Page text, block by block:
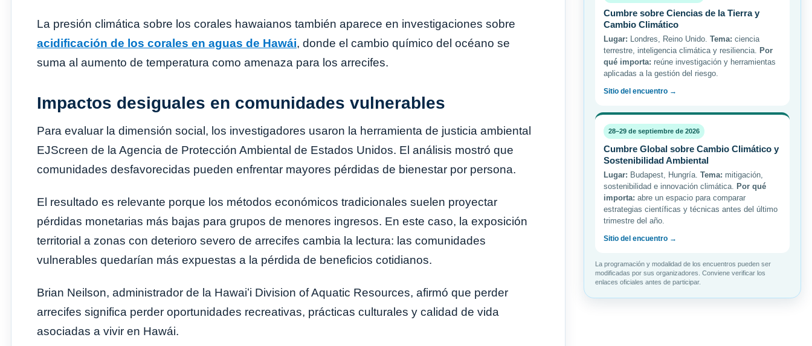
La presión climática sobre los corales hawaianos también aparece en investigaciones sobre
acidificación de los corales en aguas de Hawái, donde el cambio químico del océano se
suma al aumento de temperatura como amenaza para los arrecifes.
Impactos desiguales en comunidades vulnerables
Para evaluar la dimensión social, los investigadores usaron la herramienta de justicia ambiental
EJScreen de la Agencia de Protección Ambiental de Estados Unidos. El análisis mostró que
comunidades desfavorecidas pueden enfrentar mayores pérdidas de bienestar por persona.
El resultado es relevante porque los métodos económicos tradicionales suelen proyectar
pérdidas monetarias más bajas para grupos de menores ingresos. En este caso, la exposición
territorial a zonas con deterioro severo de arrecifes cambia la lectura: las comunidades
vulnerables quedarían más expuestas a la pérdida de beneficios cotidianos.
Brian Neilson, administrador de la Hawaiʻi Division of Aquatic Resources, afirmó que perder
arrecifes significa perder oportunidades recreativas, prácticas culturales y calidad de vida
asociadas a vivir en Hawái.
Cumbre sobre Ciencias de la Tierra y
Cambio Climático
Lugar: Londres, Reino Unido. Tema: ciencia
terrestre, inteligencia climática y resiliencia. Por
qué importa: reúne investigación y herramientas
aplicadas a la gestión del riesgo.
Sitio del encuentro →
28–29 de septiembre de 2026
Cumbre Global sobre Cambio Climático y
Sostenibilidad Ambiental
Lugar: Budapest, Hungría. Tema: mitigación,
sostenibilidad e innovación climática. Por qué
importa: abre un espacio para comparar
estrategias científicas y técnicas antes del último
trimestre del año.
Sitio del encuentro →
La programación y modalidad de los encuentros pueden ser
modificadas por sus organizadores. Conviene verificar los
enlaces oficiales antes de participar.